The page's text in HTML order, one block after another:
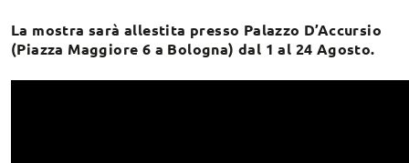
La mostra sarà allestita presso Palazzo D’Accursio
(Piazza Maggiore 6 a Bologna) dal 1 al 24 Agosto.